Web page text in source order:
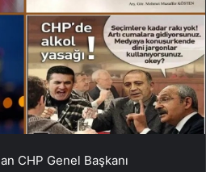
CHP Genel Başkanı